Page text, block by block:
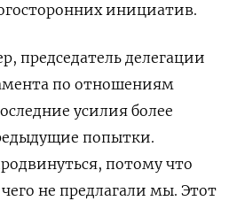
инициатив.
председатель делегации
по отношениям
усилия более
попытки.
потому что
не предлагали мы. Этот